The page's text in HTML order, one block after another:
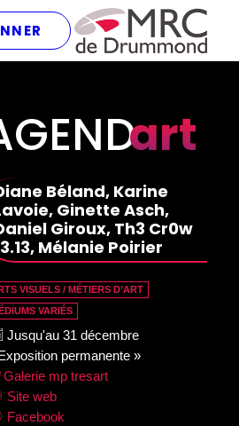
art
Béland, Karine
Ginette Asch,
Giroux, Th3 Cr0w
Mélanie Poirier
VISUELS / MÉTIERS D’ART
VARIÉS
Jusqu'au 31 décembre
permanente »
Galerie mp tresart
Site web
Facebook